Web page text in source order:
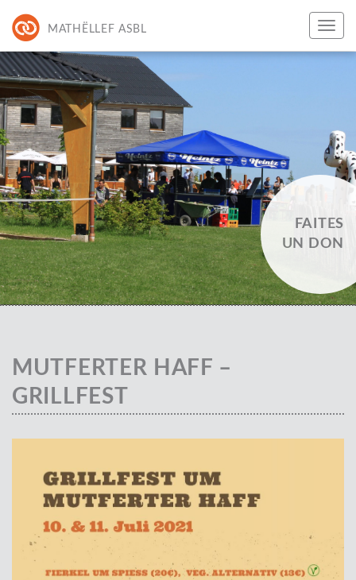
MATHËLLEF ASBL
FAITES
UN DON
MUTFERTER HAFF –
GRILLFEST